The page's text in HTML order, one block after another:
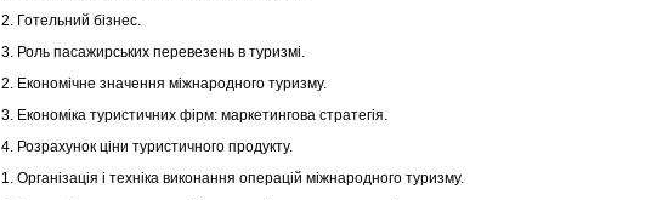
2. Готельний бізнес.
3. Роль пасажирських перевезень в туризмі.
2. Економічне значення міжнародного туризму.
3. Економіка туристичних фірм: маркетингова стратегія.
4. Розрахунок ціни туристичного продукту.
1. Організація і техніка виконання операцій міжнародного туризму.